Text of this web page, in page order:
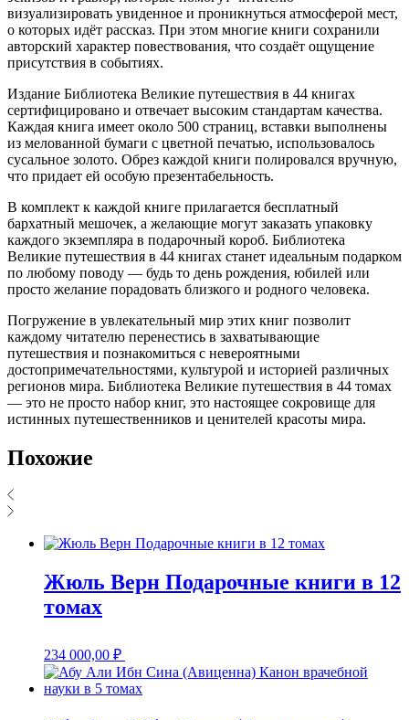
визуализировать увиденное и проникнуться атмосферой мест,
о которых идёт рассказ. При этом многие книги сохранили
авторский характер повествования, что создаёт ощущение
присутствия в событиях.
Издание Библиотека Великие путешествия в 44 книгах
сертифицировано и отвечает высоким стандартам качества.
Каждая книга имеет около 500 страниц, вставки выполнены
из мелованной бумаги с цветной печатью, использовалось
сусальное золото. Обрез каждой книги полировался вручную,
что придает ей особую презентабельность.
В комплект к каждой книге прилагается бесплатный
бархатный мешочек, а желающие могут заказать упаковку
каждого экземпляра в подарочный короб. Библиотека
Великие путешествия в 44 книгах станет идеальным подарком
по любому поводу — будь то день рождения, юбилей или
просто желание порадовать близкого и родного человека.
Погружение в увлекательный мир этих книг позволит
каждому читателю перенестись в захватывающие
путешествия и познакомиться с невероятными
достопримечательностями, культурой и историей различных
регионов мира. Библиотека Великие путешествия в 44 томах
— это не просто набор книг, это настоящее сокровище для
истинных путешественников и ценителей красоты мира.
Похожие
Жюль Верн Подарочные книги в 12
томах
234 000,00 ₽